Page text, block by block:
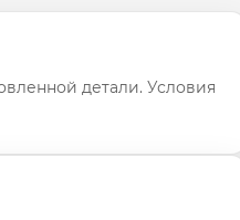
детали. Условия